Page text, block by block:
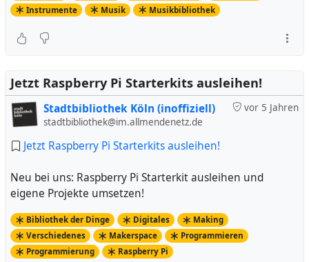
Instrumente
Musik Musikbibliothek
Jetzt Raspberry Pi Starterkits ausleihen!
vor 5 Jahren
Stadtbibliothek Köln (inoffiziell)
stadtbibliothek@im.allmendenetz.de
Jetzt Raspberry Pi Starterkits ausleihen!
Neu bei uns: Raspberry Pi Starterkit ausleihen und
eigene Projekte umsetzen!
Bibliothek der Dinge Digitales
Making
Verschiedenes
Makerspace
Programmieren
Programmierung
Raspberry Pi